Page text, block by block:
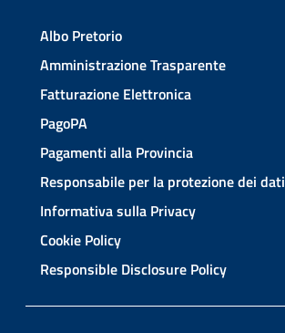
Albo Pretorio
Amministrazione Trasparente
Fatturazione Elettronica
PagoPA
Pagamenti alla Provincia
Responsabile per la protezione dei dati
Informativa sulla Privacy
Cookie Policy
Responsible Disclosure Policy